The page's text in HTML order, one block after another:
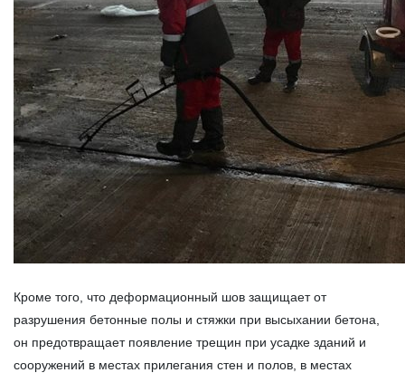
Кроме того, что деформационный шов защищает от
разрушения бетонные полы и стяжки при высыхании бетона,
он предотвращает появление трещин при усадке зданий и
сооружений в местах прилегания стен и полов, в местах